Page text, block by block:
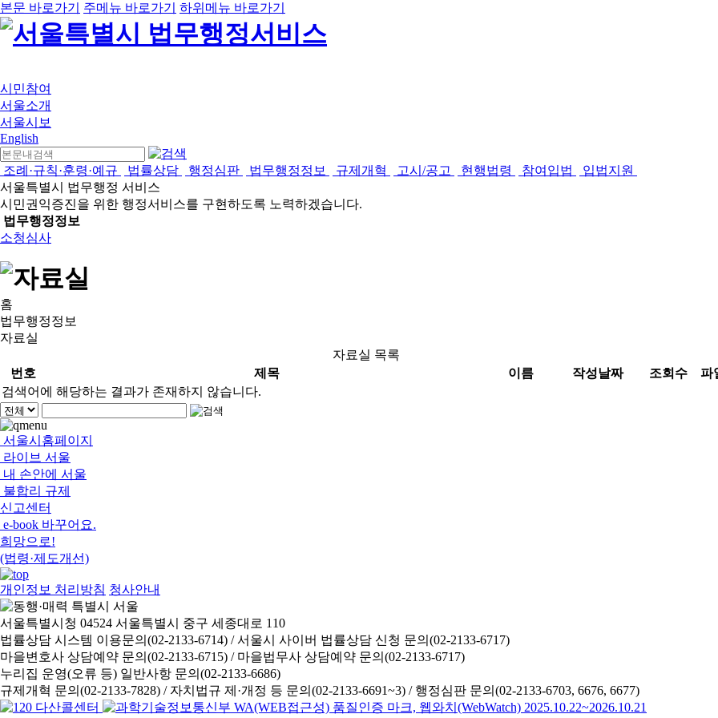
본문 바로가기 주메뉴 바로가기 하위메뉴 바로가기
시민참여
서울소개
서울시보
English
조례·규칙·훈령·예규 법률상담 행정심판 법무행정정보 규제개혁 고시/공고 현행법령 참여입법
입법지원
서울특별시 법무행정 서비스
시민권익증진을 위한 행정서비스를 구현하도록 노력하겠습니다.
법무행정정보
소청심사
홈
법무행정정보
자료실
자료실 목록
번호
제목 이름 작성날짜 조회수
파
검색어에 해당하는 결과가 존재하지 않습니다.
서울시홈페이지
라이브 서울
내 손안에 서울
불합리 규제
신고센터
e-book 바꾸어요.
희망으로!
(법령·제도개선)
개인정보 처리방침 청사안내
서울특별시청 04524 서울특별시 중구 세종대로 110
법률상담 시스템 이용문의(02-2133-6714) /서울시 사이버 법률상담 신청 문의(02-2133-6717)
마을변호사 상담예약 문의(02-2133-6715) / 마을법무사 상담예약 문의(02-2133-6717)
누리집 운영(오류 등) 일반사항 문의(02-2133-6686)
규제개혁 문의(02-2133-7828) / 자치법규 제·개정 등 문의(02-2133-6691~3) / 행정심판 문의(02-2133-6703, 6676, 6677)